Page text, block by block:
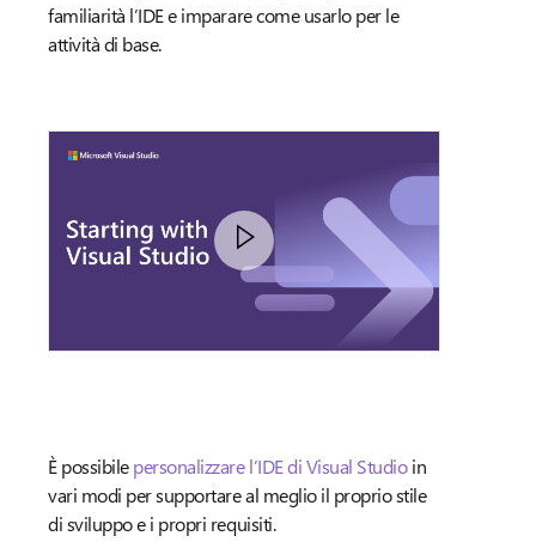
familiarità l’IDE e imparare come usarlo per le
attività di base.
È possibilepersonalizzare l’IDE di Visual Studioin
vari modi per supportare al meglio il proprio stile
di sviluppo e i propri requisiti.